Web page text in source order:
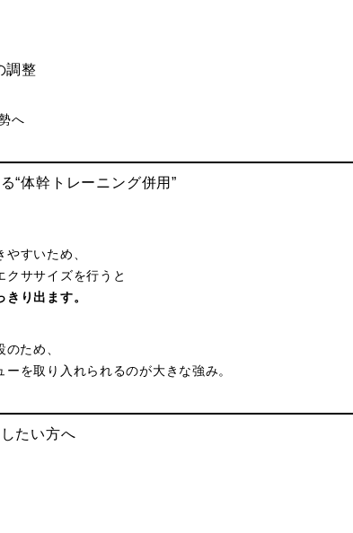
調整
へ
“体幹トレーニング併用”
すいため、
クササイズを行うと
り出ます。
ため、
を取り入れられるのが大きな強み。
たい方へ